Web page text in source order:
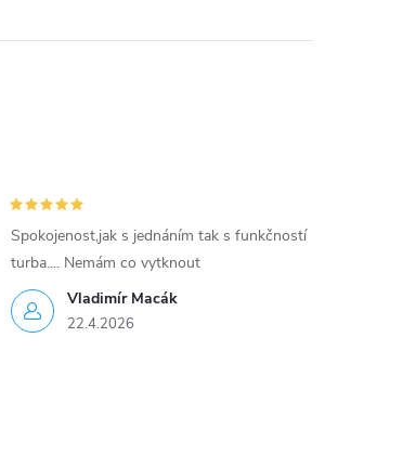
Vladimír Macák
22.4.2026
Spokojenost,jak s jednáním tak s funkčností
turba.... Nemám co vytknout